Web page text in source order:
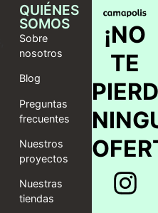
QUIÉNES
SOMOS
Sobre
nosotros
Blog
Preguntas
frecuentes
Nuestros
proyectos
Nuestras
tiendas
¡NO
TE